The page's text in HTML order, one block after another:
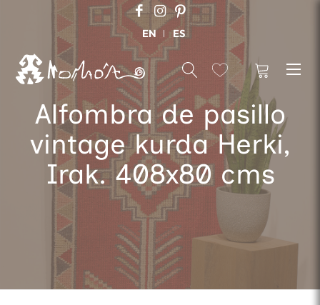
EN ES
Alfombra de pasillo
vintage kurda Herki,
Irak. 408x80 cms